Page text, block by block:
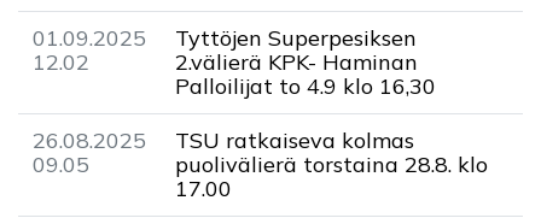
01.09.2025
12.02
Tyttöjen Superpesiksen
2.välierä KPK- Haminan
Palloilijat to 4.9 klo 16,30
26.08.2025
09.05
TSU ratkaiseva kolmas
puolivälierä torstaina 28.8. klo
17.00